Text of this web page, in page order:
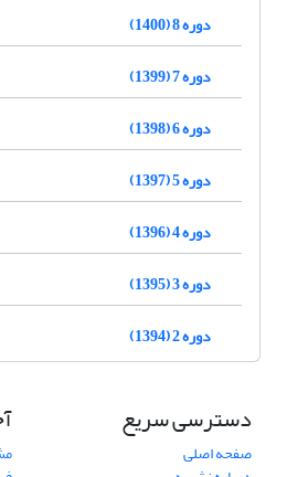
دوره 8 (1400)
دوره 7 (1399)
دوره 6 (1398)
دوره 5 (1397)
دوره 4 (1396)
دوره 3 (1395)
دوره 2 (1394)
دسترسی سریع
صفحه اصلی